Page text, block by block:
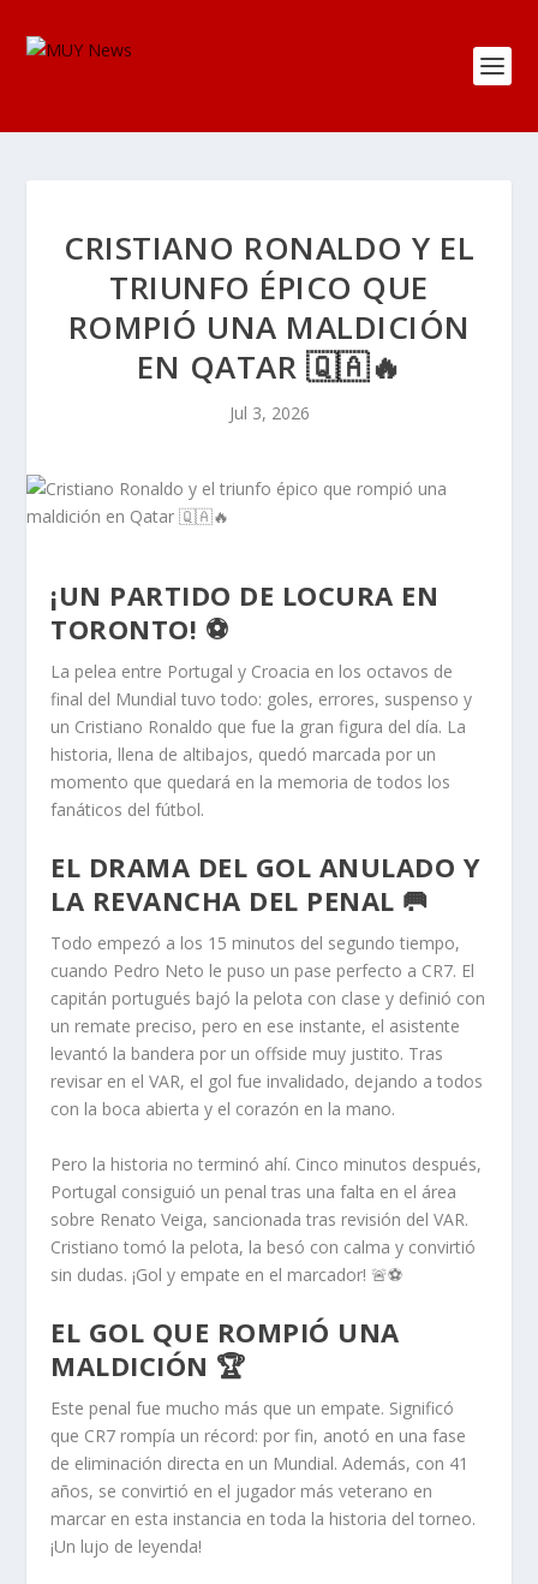
CRISTIANO RONALDO Y EL
TRIUNFO ÉPICO QUE
ROMPIÓ UNA MALDICIÓN
EN QATAR 🇶🇦🔥
Jul 3, 2026
¡UN PARTIDO DE LOCURA EN
TORONTO! ⚽️
La pelea entre Portugal y Croacia en los octavos de
final del Mundial tuvo todo: goles, errores, suspenso y
un Cristiano Ronaldo que fue la gran figura del día. La
historia, llena de altibajos, quedó marcada por un
momento que quedará en la memoria de todos los
fanáticos del fútbol.
EL DRAMA DEL GOL ANULADO Y
LA REVANCHA DEL PENAL 🥅
Todo empezó a los 15 minutos del segundo tiempo,
cuando Pedro Neto le puso un pase perfecto a CR7. El
capitán portugués bajó la pelota con clase y definió con
un remate preciso, pero en ese instante, el asistente
levantó la bandera por un offside muy justito. Tras
revisar en el VAR, el gol fue invalidado, dejando a todos
con la boca abierta y el corazón en la mano.
Pero la historia no terminó ahí. Cinco minutos después,
Portugal consiguió un penal tras una falta en el área
sobre Renato Veiga, sancionada tras revisión del VAR.
Cristiano tomó la pelota, la besó con calma y convirtió
sin dudas. ¡Gol y empate en el marcador! 🚨⚽️
EL GOL QUE ROMPIÓ UNA
MALDICIÓN 🏆
Este penal fue mucho más que un empate. Significó
que CR7 rompía un récord: por fin, anotó en una fase
de eliminación directa en un Mundial. Además, con 41
años, se convirtió en el jugador más veterano en
marcar en esta instancia en toda la historia del torneo.
¡Un lujo de leyenda!